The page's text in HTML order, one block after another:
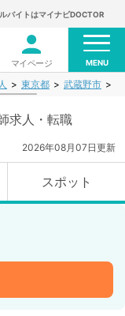
バイトはマイナビDOCTOR
マイページ MENU
東京都 武蔵野市
求人・転職
2026年08月07日更新
スポット